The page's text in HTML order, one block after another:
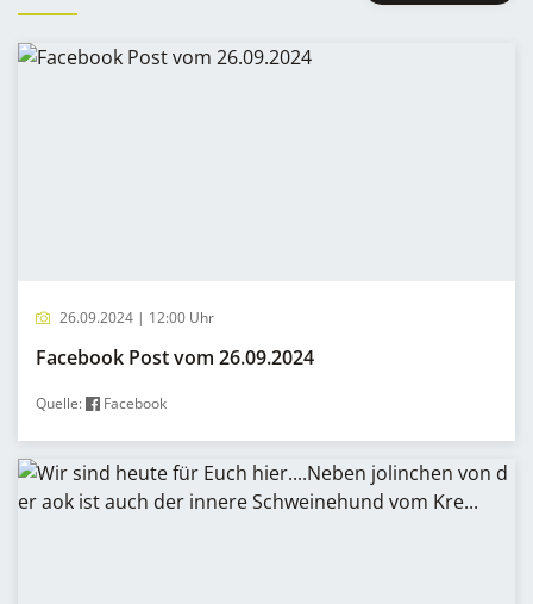
26.09.2024 | 12:00 Uhr
Facebook Post vom 26.09.2024
Quelle: Facebook